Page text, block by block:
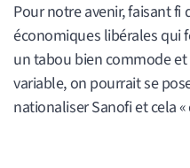
Pour notre avenir, faisant fi
économiques libérales qui
un tabou bien commode
variable, on pourrait se
nationaliser Sanofi et cela «